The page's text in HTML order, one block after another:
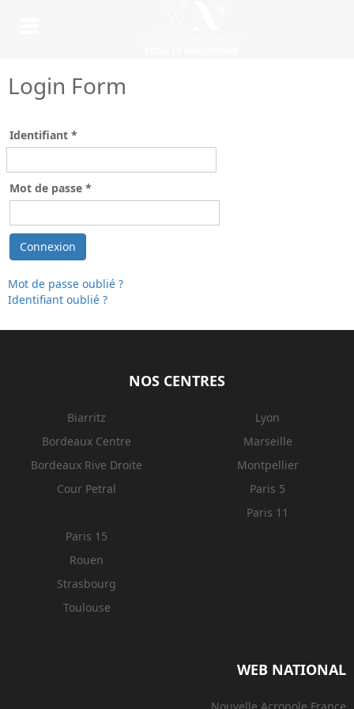
Login Form
Identifiant *
Mot de passe *
Connexion
Mot de passe oublié ?
Identifiant oublié ?
NOS CENTRES
Biarritz
Bordeaux Centre
Bordeaux Rive Droite
Cour Petral
Lyon
Marseille
Montpellier
Paris 5
Paris 11
Paris 15
Rouen
Strasbourg
Toulouse
WEB NATIONAL
Nouvelle Acropole France